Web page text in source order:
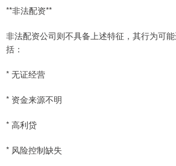
**非法配资**
非法配资公司则不具备上述特征，其行为可
括：
* 无证经营
* 资金来源不明
* 高利贷
* 风险控制缺失